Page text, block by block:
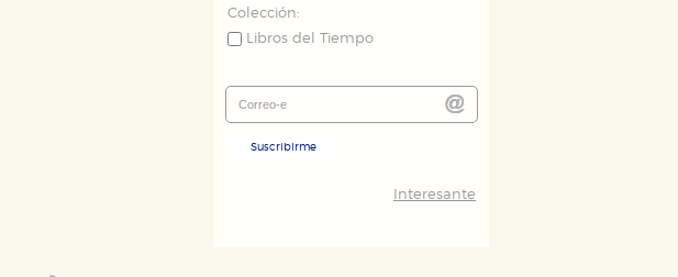
Colección:
Libros del Tiempo
Suscribirme
Interesante